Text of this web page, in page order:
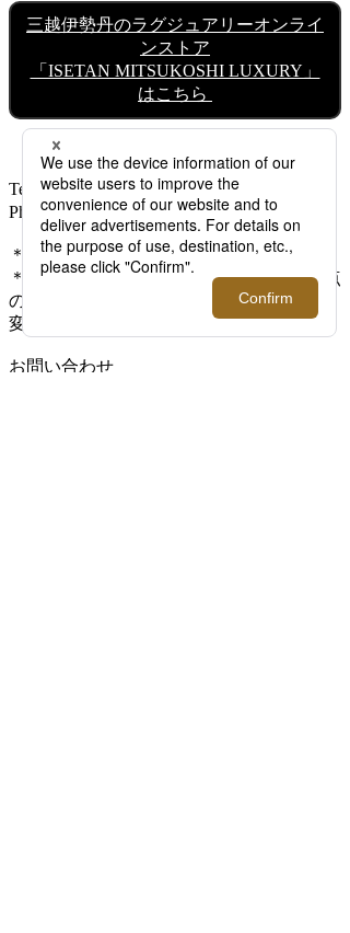
三越伊勢丹のラグジュアリーオンライ
ンストア
「ISETAN MITSUKOSHI LUXURY」
はこちら
Text：Makoto Kajii
Photo:Tatsuya Ozawa（MARNI)
＊価格はすべて、税込です。
＊本記事に掲載された情報は、掲載日時点
のものです。商品の情報は予告なく改定、
変更させていただく場合がございます。
お問い合わせ